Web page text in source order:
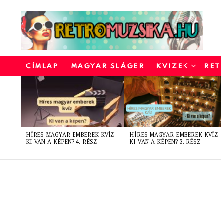
CÍMLAP MAGYAR SLÁGER KVIZEK
LATEST
STORIES
HÍRES MAGYAR EMBEREK KVÍZ –
KI VAN A KÉPEN? 4. RÉSZ
HÍRES MAGYAR EMBEREK KVÍZ
KI VAN A KÉPEN? 3. RÉSZ